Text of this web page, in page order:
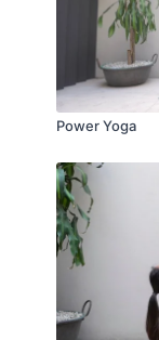
Power Yoga